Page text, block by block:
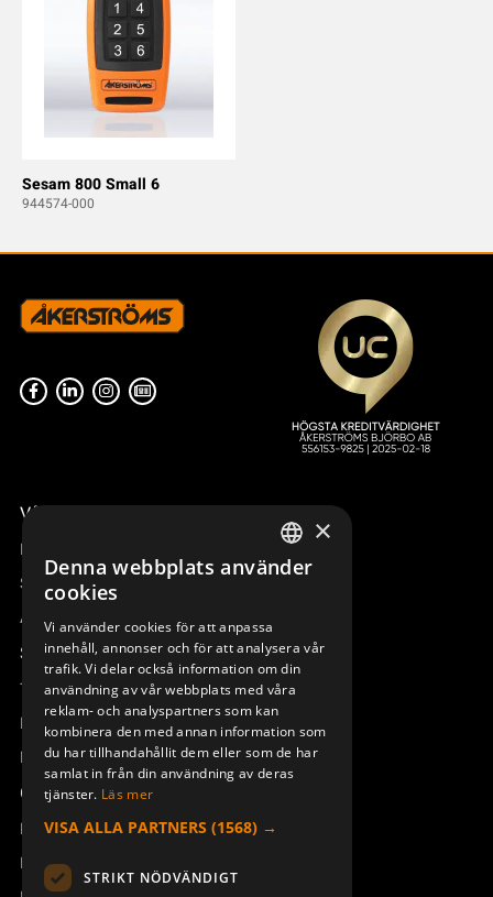
Sesam 800 Small 6
944574-000
Våra radiostyrningar – översikt
Remotus
Sesam
Access_Ctrl
Support
Teknisk support
Boka service
Manualer och videoinstruktioner
Om Åkerströms
Kontakt
Nyheter
SWEDISH
DEUTSCH
×
Denna webbplats använder
cookies
Vi använder cookies för att anpassa
innehåll, annonser och för att analysera vår
trafik. Vi delar också information om din
användning av vår webbplats med våra
reklam- och analyspartners som kan
kombinera den med annan information som
du har tillhandahållit dem eller som de har
samlat in från din användning av deras
tjänster. Läs mer
VISA ALLA PARTNERS (1568) →
STRIKT NÖDVÄNDIGT